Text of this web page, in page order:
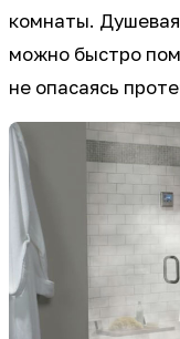
комнаты.
можно быстро
не опасаясь